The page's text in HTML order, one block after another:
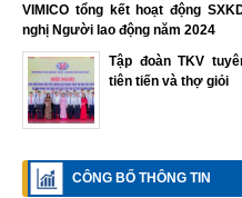
VIMICO tổng kết hoạt động
nghị Người lao động năm 2024
Tập đoàn TKV
tiên tiến và thợ giỏi
CÔNG BỐ THÔNG TIN